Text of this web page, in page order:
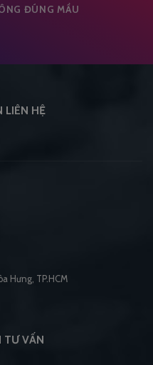
ĐÚNG MẦU
LIÊN HỆ
Hưng, TP.HCM
TƯ VẤN